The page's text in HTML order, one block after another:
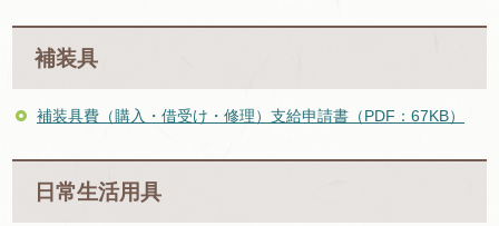
補装具
補装具費（購入・借受け・修理）支給申請書（PDF：67KB）
日常生活用具